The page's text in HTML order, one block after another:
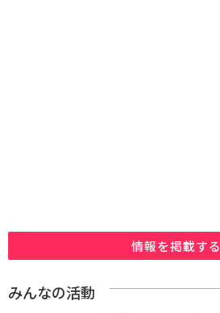
情報を掲載する
みんなの活動